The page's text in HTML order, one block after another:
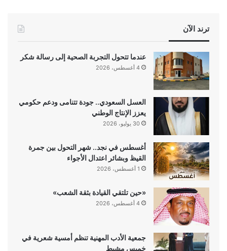
ترند الآن
عندما تتحول التجربة الصحية إلى رسالة شكر
4 أغسطس، 2026
العسل السعودي.. جودة تتنامى ودعم حكومي
يعزز الإنتاج الوطني
30 يوليو، 2026
أغسطس في نجد.. شهر التحول بين جمرة
القيظ وبشائر اعتدال الأجواء
1 أغسطس، 2026
«حين تلتقي القيادة بثقة الشعب»
4 أغسطس، 2026
جمعية الأدب المهنية تنظم أمسية شعرية في
خميس مشيط